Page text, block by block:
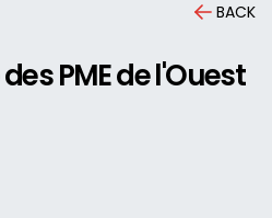
BACK
PME de l'Ouest